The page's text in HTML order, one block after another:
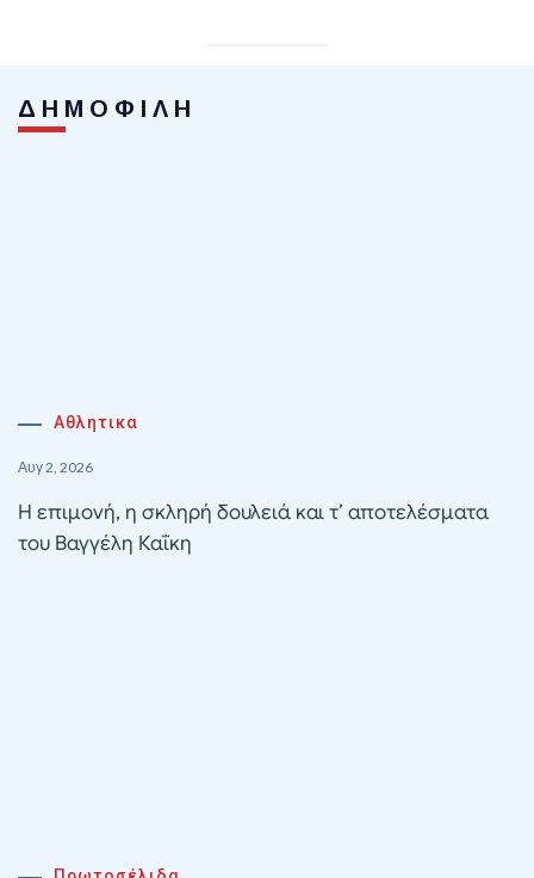
ΔΗΜΟΦΙΛΗ
Αθλητικα
Αυγ 2, 2026
Η επιμονή, η σκληρή δουλειά και τ’ αποτελέσματα
του Βαγγέλη Καΐκη